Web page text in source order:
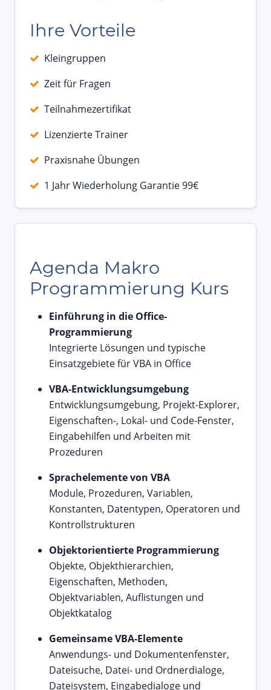
Ihre Vorteile
Kleingruppen
Zeit für Fragen
Teilnahmezertifikat
Lizenzierte Trainer
Praxisnahe Übungen
1 Jahr Wiederholung Garantie 99€
Agenda Makro
Programmierung Kurs
Einführung in die Office-
Programmierung
Integrierte Lösungen und typische
Einsatzgebiete für VBA in Office
VBA-Entwicklungsumgebung
Entwicklungsumgebung, Projekt-Explorer,
Eigenschaften-, Lokal- und Code-Fenster,
Eingabehilfen und Arbeiten mit
Prozeduren
Sprachelemente von VBA
Module, Prozeduren, Variablen,
Konstanten, Datentypen, Operatoren und
Kontrollstrukturen
Objektorientierte Programmierung
Objekte, Objekthierarchien,
Eigenschaften, Methoden,
Objektvariablen, Auflistungen und
Objektkatalog
Gemeinsame VBA-Elemente
Anwendungs- und Dokumentenfenster,
Dateisuche, Datei- und Ordnerdialoge,
Dateisystem, Eingabedialoge und